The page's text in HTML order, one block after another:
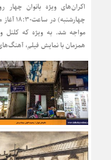
اکران‌های ویژه بانوان
مواجه شد. به ویژه که کلنل
همزمان با نمایش فیلم،